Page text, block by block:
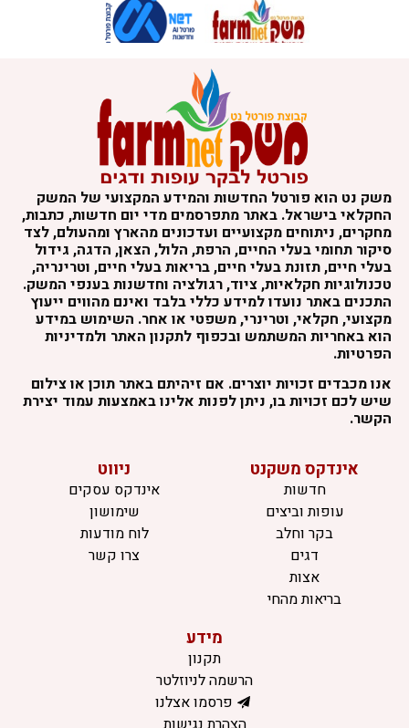
משק נט הוא פורטל החדשות והמידע המקצועי של המשק
החקלאי בישראל. באתר מתפרסמים מדי יום חדשות, כתבות,
מחקרים, ניתוחים מקצועיים ועדכונים מהארץ ומהעולם, לצד
סיקור תחומי בעלי החיים, הרפת, הלול, הצאן, הדגה, גידול
בעלי חיים, תזונת בעלי חיים, בריאות בעלי חיים, וטרינריה,
טכנולוגיות חקלאיות, ציוד, רגולציה וחדשנות בענפי המשק.
התכנים באתר נועדו למידע כללי בלבד ואינם מהווים ייעוץ
מקצועי, חקלאי, וטרינרי, משפטי או אחר. השימוש במידע
הוא באחריות המשתמש ובכפוף לתקנון האתר ולמדיניות
הפרטיות.
אנו מכבדים זכויות יוצרים. אם זיהיתם באתר תוכן או צילום
שיש לכם זכויות בו, ניתן לפנות אלינו באמצעות עמוד יצירת
הקשר.
אינדקס משקנט
חדשות
עופות וביצים
בקר וחלב
דגים
אצות
בריאות מהחי
ניווט
אינדקס עסקים
שימושון
לוח מודעות
צרו קשר
מידע
תקנון
הרשמה לניוזלטר
פרסמו אצלנו